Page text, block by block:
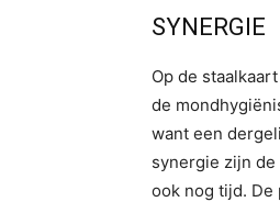
SYNERGIE
Op de
de
want een
synergie zijn
ook nog tijd.